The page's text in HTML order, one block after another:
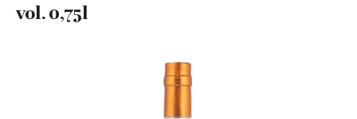
vol. 0,75l